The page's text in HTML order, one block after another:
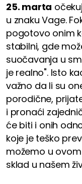
25. marta
u znaku Vage.
pogotovo onim
stabilni, gde
suočavanja u
je realno". Isto
važno da li su
porodične,
i pronaći
će biti i onih
koje je teško
možemo u
sklad u našem